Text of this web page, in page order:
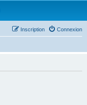
Connexion
Inscription